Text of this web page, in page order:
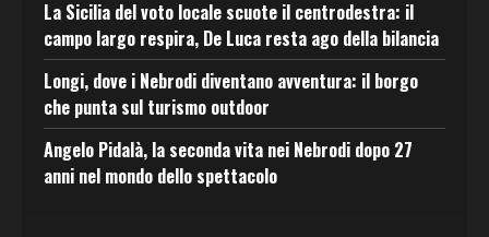
La Sicilia del voto locale scuote il centrodestra: il
campo largo respira, De Luca resta ago della bilancia
Longi, dove i Nebrodi diventano avventura: il borgo
che punta sul turismo outdoor
Angelo Pidalà, la seconda vita nei Nebrodi dopo 27
anni nel mondo dello spettacolo